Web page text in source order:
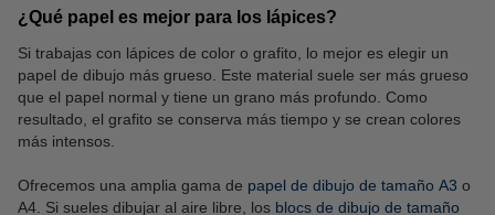
¿Qué papel es mejor para los lápices?
Si trabajas con lápices de color o grafito, lo mejor es elegir un
papel de dibujo más grueso. Este material suele ser más grueso
que el papel normal y tiene un grano más profundo. Como
resultado, el grafito se conserva más tiempo y se crean colores
más intensos.
Ofrecemos una amplia gama de papel de dibujo de tamaño A3 o
A4. Si sueles dibujar al aire libre, los blocs de dibujo de tamaño